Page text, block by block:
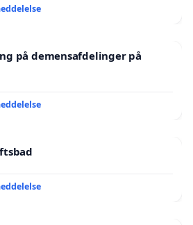
Hvalen, Troldpilen, Regnbuen og
på demensafdelinger på